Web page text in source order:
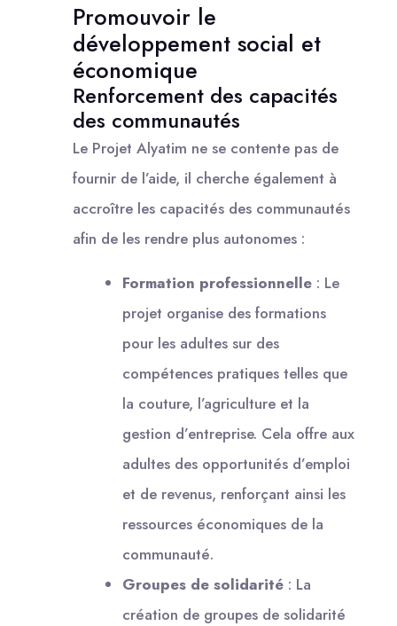
Promouvoir le
développement social et
économique
Renforcement des capacités
des communautés
Le Projet Alyatim ne se contente pas de
fournir de l’aide, il cherche également à
accroître les capacités des communautés
afin de les rendre plus autonomes :
Formation professionnelle : Le
projet organise des formations
pour les adultes sur des
compétences pratiques telles que
la couture, l’agriculture et la
gestion d’entreprise. Cela offre aux
adultes des opportunités d’emploi
et de revenus, renforçant ainsi les
ressources économiques de la
communauté.
Groupes de solidarité : La
création de groupes de solidarité